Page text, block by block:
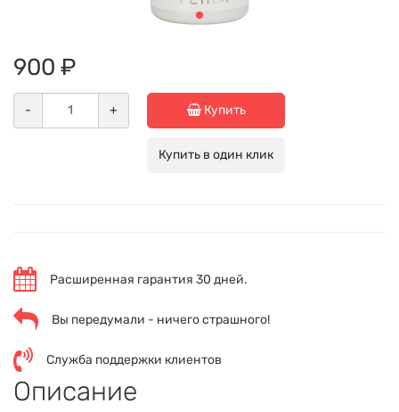
900 ₽
- + Купить
Купить в один клик
Расширенная гарантия 30 дней.
Вы передумали - ничего страшного!
Служба поддержки клиентов
Описание